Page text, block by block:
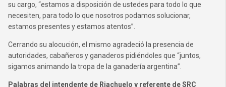
su cargo, “estamos a disposición de ustedes para todo lo que
necesiten, para todo lo que nosotros podamos solucionar,
estamos presentes y estamos atentos”.
Cerrando su alocución, el mismo agradeció la presencia de
autoridades, cabañeros y ganaderos pidiéndoles que “juntos,
sigamos animando la tropa de la ganadería argentina”.
Palabras del intendente de Riachuelo y referente de SRC